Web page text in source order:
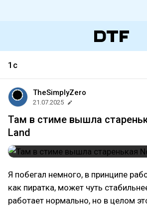
1c
TheSimplyZero
21.07.2025
Там в стиме вышла
Land
Я побегал немного, в принципе
как пиратка, может чуть
работает нормально, но в целом